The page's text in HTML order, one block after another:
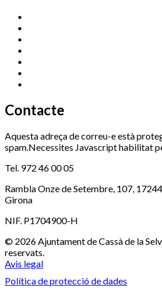
Contacte
Aquesta adreça de correu-e està
spam.Necessites Javascript habilitat
Tel. 972 46 00 05
Rambla Onze de Setembre, 107,
Girona
NIF. P1704900-H
© 2026 Ajuntament de Cassà de la
reservats.
Avis legal
Política de protecció de dades